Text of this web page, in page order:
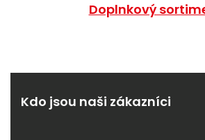
Doplnkový
Kdo jsou naši zákazníci